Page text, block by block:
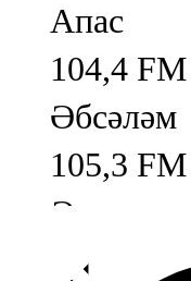
Апас
104,4 FM
Әбсәләм
105,3 FM
Әлмәт
92,9 FM